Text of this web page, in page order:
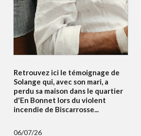
Retrouvez ici le témoignage de
Solange qui, avec son mari, a
perdu sa maison dans le quartier
d'En Bonnet lors du violent
incendie de Biscarrosse...
06/07/26